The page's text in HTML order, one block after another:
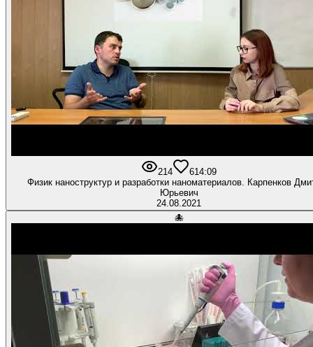
214 614:09
Физик наноструктур и разработки наноматериалов. Карпенков Дмитрий
Юрьевич
24.08.2021
🐙